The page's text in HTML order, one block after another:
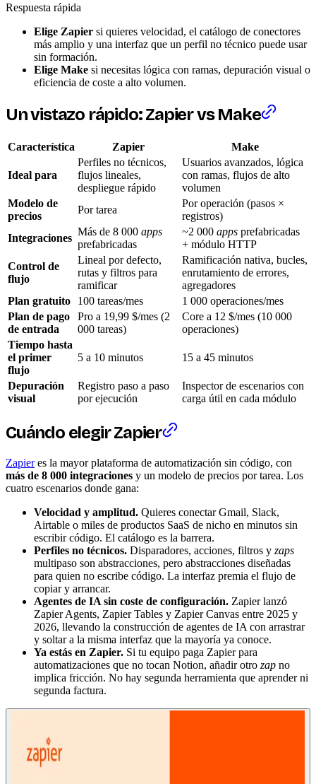
Respuesta rápida
Elige Zapier si quieres velocidad, el catálogo de conectores
más amplio y una interfaz que un perfil no técnico puede usar
sin formación.
Elige Make si necesitas lógica con ramas, depuración visual o
eficiencia de coste a alto volumen.
Un vistazo rápido: Zapier vs Make
Característica Zapier Make
Ideal para
Perfiles no técnicos,
flujos lineales,
despliegue rápido
Usuarios avanzados, lógica
con ramas, flujos de alto
volumen
Modelo de
precios
Por tarea
Por operación (pasos ×
registros)
Integraciones
Más de 8 000 apps
prefabricadas
~2 000 apps prefabricadas
+ módulo HTTP
Control de
flujo
Lineal por defecto,
rutas y filtros para
ramificar
Ramificación nativa, bucles,
enrutamiento de errores,
agregadores
Plan gratuito
100 tareas/mes
1 000 operaciones/mes
Plan de pago
de entrada
Pro a 19,99 $/mes (2
000 tareas)
Core a 12 $/mes (10 000
operaciones)
Tiempo hasta
el primer
flujo
5 a 10 minutos 15 a 45 minutos
Depuración
visual
Registro paso a paso
por ejecución
Inspector de escenarios con
carga útil en cada módulo
Cuándo elegir Zapier
Zapieres la mayor plataforma de automatización sin código, con
más de 8 000 integraciones y un modelo de precios por tarea. Los
cuatro escenarios donde gana:
Velocidad y amplitud. Quieres conectar Gmail, Slack,
Airtable o miles de productos SaaS de nicho en minutos sin
escribir código. El catálogo es la barrera.
Perfiles no técnicos. Disparadores, acciones, filtros y zaps
multipaso son abstracciones, pero abstracciones diseñadas
para quien no escribe código. La interfaz premia el flujo de
copiar y arrancar.
Agentes de IA sin coste de configuración. Zapier lanzó
Zapier Agents, Zapier Tables y Zapier Canvas entre 2025 y
2026, llevando la construcción de agentes de IA con arrastrar
y soltar a la misma interfaz que la mayoría ya conoce.
Ya estás en Zapier. Si tu equipo paga Zapier para
automatizaciones que no tocan Notion, añadir otro zap no
implica fricción. No hay segunda herramienta que aprender ni
segunda factura.